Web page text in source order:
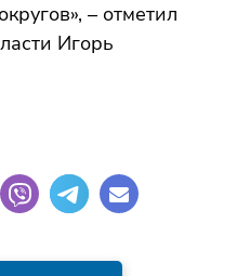
– отметил
Игорь